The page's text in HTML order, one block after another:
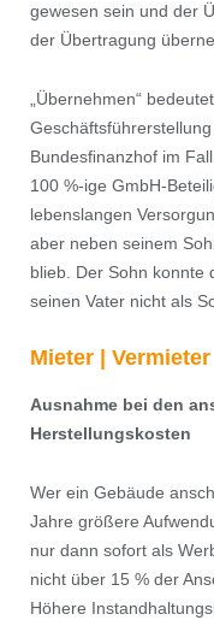
gewesen sein und der
der Übertragung
„Übernehmen“
Bundesﬁnanzhof im
100 %-ige GmbH-
lebenslangen
aber neben seinem
blieb. Der Sohn konnte
seinen Vater nicht als
Mieter | Vermieter
Ausnahme bei den
Herstellungskosten
Wer ein Gebäude
Jahre größere
nur dann sofort als
nicht über 15 % der
Höhere